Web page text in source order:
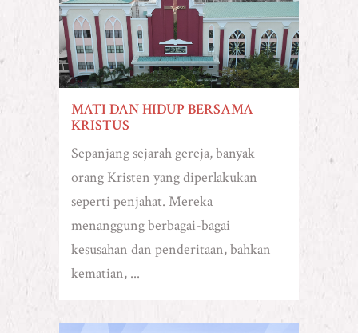
MATI DAN HIDUP BERSAMA
KRISTUS
Sepanjang sejarah gereja, banyak
orang Kristen yang diperlakukan
seperti penjahat. Mereka
menanggung berbagai-bagai
kesusahan dan penderitaan, bahkan
kematian, ...